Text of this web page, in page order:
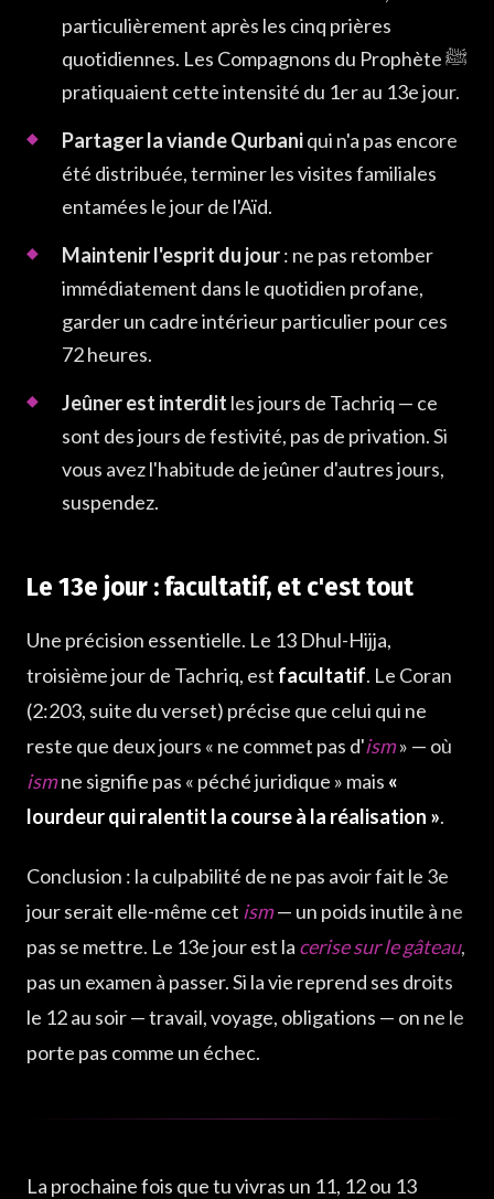
particulièrement après les cinq prières
quotidiennes. Les Compagnons du Prophète ﷺ
pratiquaient cette intensité du 1er au 13e jour.
Partager la viande Qurbaniqui n'a pas encore
été distribuée, terminer les visites familiales
entamées le jour de l'Aïd.
Maintenir l'esprit du jour: ne pas retomber
immédiatement dans le quotidien profane,
garder un cadre intérieur particulier pour ces
72 heures.
Jeûner est interdit les jours de Tachriq — ce
sont des jours de festivité, pas de privation. Si
vous avez l'habitude de jeûner d'autres jours,
suspendez.
Le 13e jour : facultatif, et c'est tout
Une précision essentielle. Le 13 Dhul-Hijja,
troisième jour de Tachriq, est facultatif. Le Coran
(2:203, suite du verset) précise que celui qui ne
reste que deux jours « ne commet pas d'ism» — où
ismne signifie pas « péché juridique » mais «
lourdeur qui ralentit la course à la réalisation ».
Conclusion : la culpabilité de ne pas avoir fait le 3e
jour serait elle-même cet ism— un poids inutile à ne
pas se mettre. Le 13e jour est la cerise sur le gâteau,
pas un examen à passer. Si la vie reprend ses droits
le 12 au soir — travail, voyage, obligations — on ne le
porte pas comme un échec.
La prochaine fois que tu vivras un 11, 12 ou 13